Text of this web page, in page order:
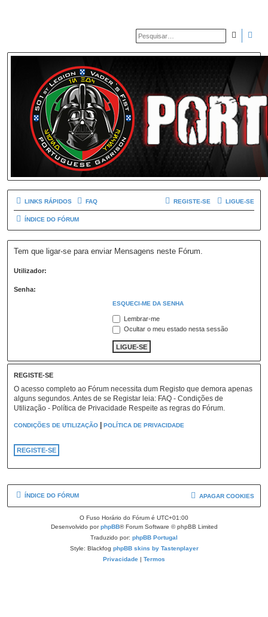
LINKS RÁPIDOS FAQ LIGUE-SE
REGISTE-SE
ÍNDICE DO FÓRUM
Tem que ligar-se para enviar Mensagens neste Fórum.
Utilizador:
Senha:
ESQUECI-ME DA SENHA
Lembrar-me
Ocultar o meu estado nesta sessão
REGISTE-SE
O acesso completo ao Fórum necessita dum Registo que demora apenas
alguns segundos. Antes de se Registar leia: FAQ - Condições de
Utilização - Política de Privacidade Respeite as regras do Fórum.
CONDIÇÕES DE UTILIZAÇÃO POLÍTICA DE PRIVACIDADE
REGISTE-SE
ÍNDICE DO FÓRUM APAGAR COOKIES
O Fuso Horário do Fórum é UTC+01:00
Desenvolvido porphpBB® Forum Software © phpBB Limited
Traduzido por: phpBB Portugal
Style: Blackfog phpBB skins by Tastenplayer
Privacidade | Termos